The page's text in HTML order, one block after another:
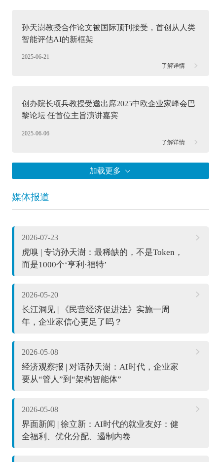
孙天澍教授合作论文被国际顶刊接受，首创从人类
智能评估AI的新框架
2025-06-21
了解详情
创办院长项兵教授受邀出席2025中欧企业家峰会巴
黎论坛 任首位主旨演讲嘉宾
2025-06-06
了解详情
媒体报道
2026-07-23
虎嗅 | 专访孙天澍：最稀缺的，不是Token，
而是1000个‘亨利·福特’
2026-05-20
长江洞见 | 《民营经济促进法》实施一周
年，企业家信心更足了吗？
2026-05-08
经济观察报 | 对话孙天澍：AI时代，企业家
要从“管人”到“架构智能体”
2026-05-08
界面新闻 | 徐立新：AI时代的就业友好：健
全福利、优化分配、遏制内卷